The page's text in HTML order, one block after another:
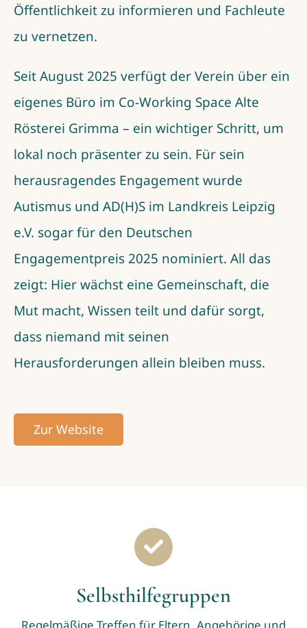
Öffentlichkeit zu informieren und Fachleute
zu vernetzen.
Seit August 2025 verfügt der Verein über ein
eigenes Büro im Co-Working Space Alte
Rösterei Grimma – ein wichtiger Schritt, um
lokal noch präsenter zu sein. Für sein
herausragendes Engagement wurde
Autismus und AD(H)S im Landkreis Leipzig
e.V. sogar für den Deutschen
Engagementpreis 2025 nominiert. All das
zeigt: Hier wächst eine Gemeinschaft, die
Mut macht, Wissen teilt und dafür sorgt,
dass niemand mit seinen
Herausforderungen allein bleiben muss.
Zur Website
Selbsthilfegruppen